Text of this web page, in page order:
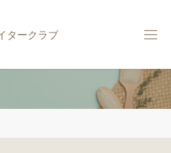
タークラブ